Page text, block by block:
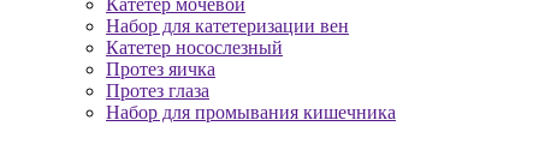
Набор для катетеризации вен
Катетер носослезный
Протез яичка
Протез глаза
Набор для промывания кишечника